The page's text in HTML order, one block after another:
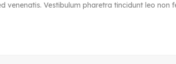
venenatis. Vestibulum pharetra tincidunt leo non